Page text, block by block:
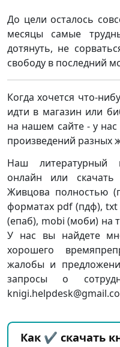
До цели осталось
месяцы самые
дотянуть, не
свободу в последний
Когда хочется что-
идти в магазин или
на нашем сайте - у
произведений разных
Наш литературный
онлайн или
Живцова полностью
форматах pdf (пдф), txt
(епаб), mobi (моби) на
У нас вы найдете
хорошего
жалобы и
запросы о
Как ✔️ скачать